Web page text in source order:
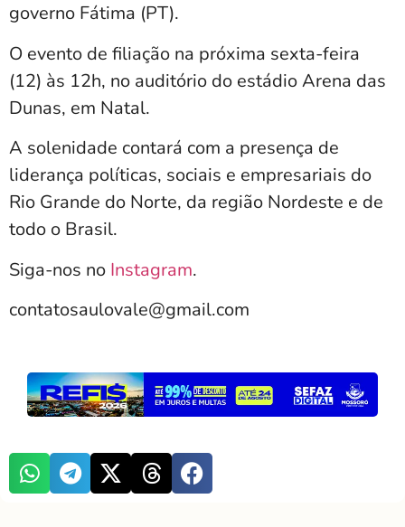
governo Fátima (PT).
O evento de filiação na próxima sexta-feira
(12) às 12h, no auditório do estádio Arena das
Dunas, em Natal.
A solenidade contará com a presença de
liderança políticas, sociais e empresariais do
Rio Grande do Norte, da região Nordeste e de
todo o Brasil.
Siga-nos no Instagram.
contatosaulovale@gmail.com